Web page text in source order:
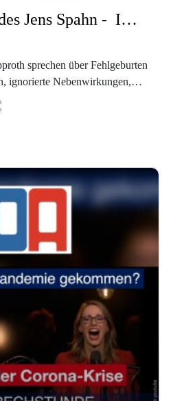
Die Maskendeals des Jens Spahn - IDA-Sprechstunde mit Dr. Gunter Frank und Dr. Kay Klapproth vom 25.06.2025
sprechen über Fehlgeburten
ignorierte Nebenwirkungen,
und teure
mit der Impfung gegen
Gesundheitsminister
abgeschlossen. Der
ideologiegetriebene
man bei den Schwächsten.
UC7lPnoYBmEGuGC9l4
idaheidelberg IBAN: DE92 6729